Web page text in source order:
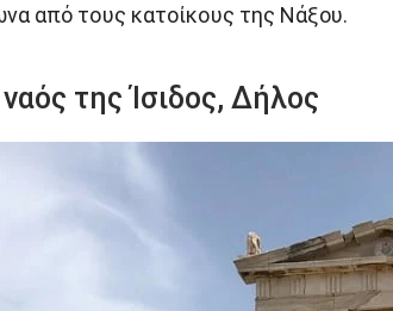
από τους κατοίκους της Νάξου.
της Ίσιδος, Δήλος